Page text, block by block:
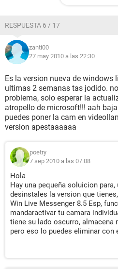
RESPUESTA 6 / 17
zanti00
27 may 2010 a las 22:30
Es la version nueva de windows
ultimas 2 semanas tas jodido.
problema, solo esperar la
atropello de microsoft!!! aah
puedes poner la cam en
version apestaaaaaa
poetry
7 sep 2010 a las 07:08
Hola
Hay una pequeña soluicion
desinstales la version que
Win Live Messenger 8.5 Esp,
mandaractivar tu camara
tiene su lado oscurro, almacena
pero eso lo puedes eliminar con